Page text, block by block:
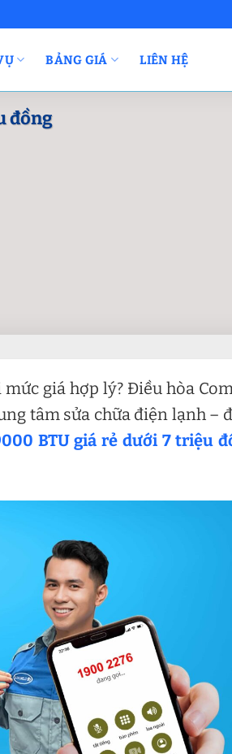
BẢNG GIÁ LIÊN HỆ
đồng
giá hợp lý? Điều hòa
tâm sửa chữa điện lạnh –
BTU giá rẻ dưới 7 triệu